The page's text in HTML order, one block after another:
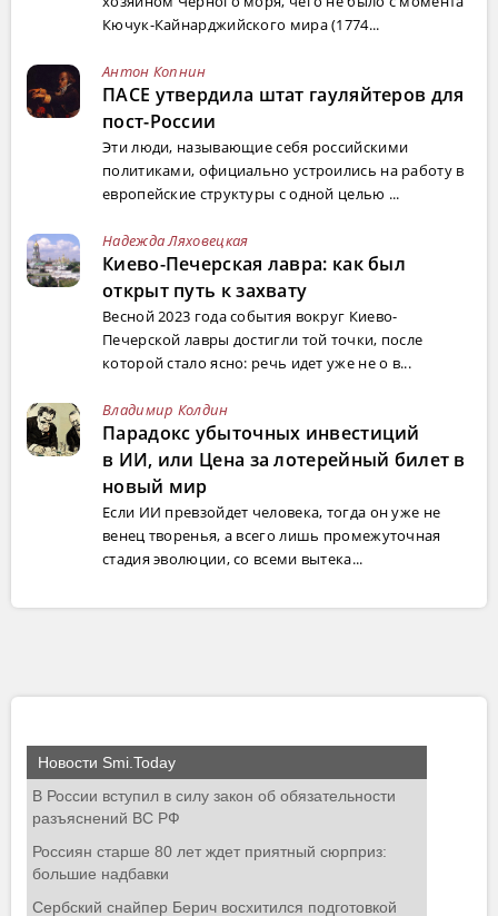
Кючук-Кайнарджийского мира (1774...
Антон Копнин
ПАСЕ утвердила штат гауляйтеров для
пост-России
Эти люди, называющие себя российскими
политиками, официально устроились на работу в
европейские структуры с одной целью ...
Надежда Ляховецкая
Киево-Печерская лавра: как был
открыт путь к захвату
Весной 2023 года события вокруг Киево-
Печерской лавры достигли той точки, после
которой стало ясно: речь идет уже не о в...
Владимир Колдин
Парадокс убыточных инвестиций
в ИИ, или Цена за лотерейный билет в
новый мир
Если ИИ превзойдет человека, тогда он уже не
венец творенья, а всего лишь промежуточная
стадия эволюции, со всеми вытека...